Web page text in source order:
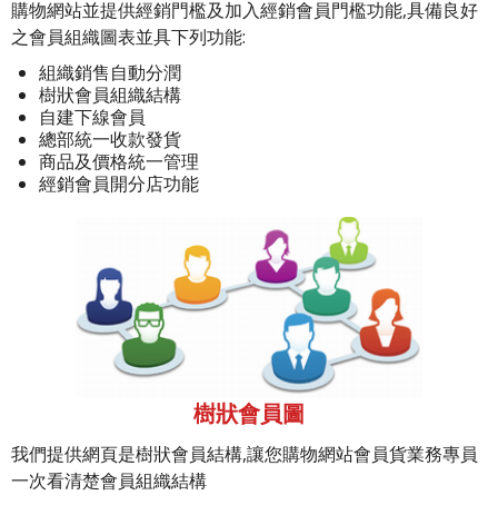
購物網站並提供經銷門檻及加入經銷會員門檻功能,具備良好
之會員組織圖表並具下列功能:
組織銷售自動分潤
樹狀會員組織結構
自建下線會員
總部統一收款發貨
商品及價格統一管理
經銷會員開分店功能
樹狀會員圖
我們提供網頁是樹狀會員結構,讓您購物網站會員貨業務專員
一次看清楚會員組織結構